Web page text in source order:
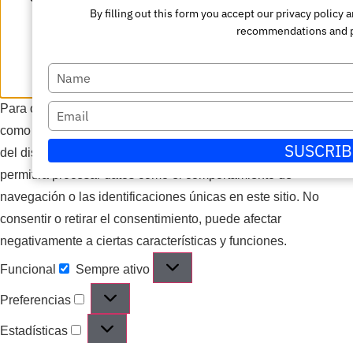
Para ofrecer las mejores experiencias, utilizamos tecnologías
como las cookies para almacenar y/o acceder a la información
del dispositivo. El consentimiento de estas tecnologías nos
permitirá procesar datos como el comportamiento de
navegación o las identificaciones únicas en este sitio. No
consentir o retirar el consentimiento, puede afectar
negativamente a ciertas características y funciones.
Funcional Sempre ativo
Preferencias
Estadísticas
By filling out this form you accept our privacy policy
recommendations and
Escriba
nombre
Escriba
correo
electrónico